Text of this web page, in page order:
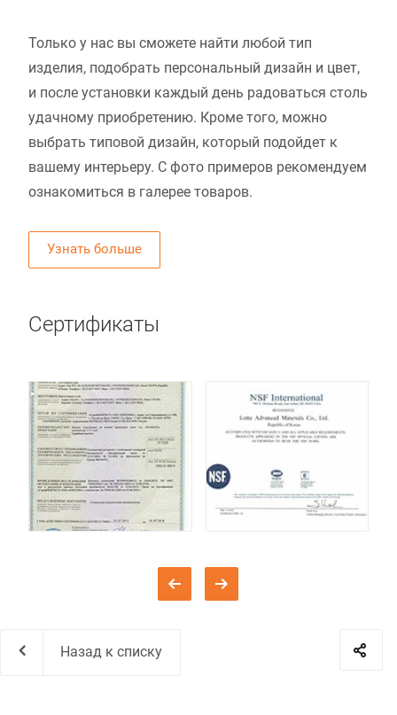
Только у нас вы сможете найти любой тип
изделия, подобрать персональный дизайн и цвет,
и после установки каждый день радоваться столь
удачному приобретению. Кроме того, можно
выбрать типовой дизайн, который подойдет к
вашему интерьеру. С фото примеров рекомендуем
ознакомиться в галерее товаров.
Узнать больше
Сертификаты
Назад к списку